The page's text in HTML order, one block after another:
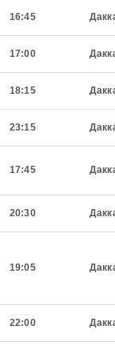
16:45
17:00
18:15
23:15
17:45
20:30
19:05
22:00